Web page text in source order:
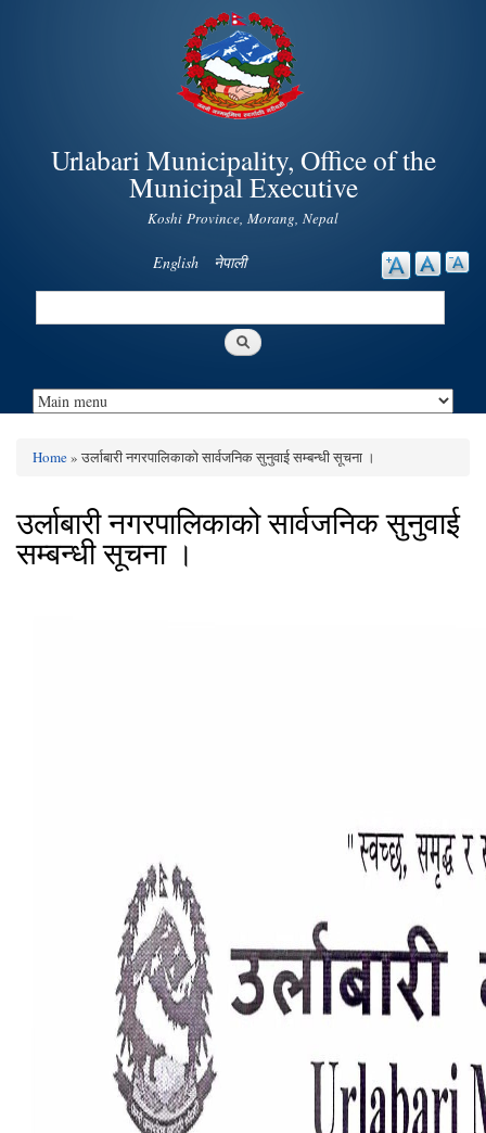
Skip to
main
content
Urlabari Municipality, Office of the
Municipal Executive
Koshi Province, Morang, Nepal
English नेपाली
Search
Home» उर्लाबारी नगरपालिकाको सार्वजनिक सुनुवाई सम्बन्धी सूचना ।
उर्लाबारी नगरपालिकाको सार्वजनिक सुनुवाई
सम्बन्धी सूचना ।